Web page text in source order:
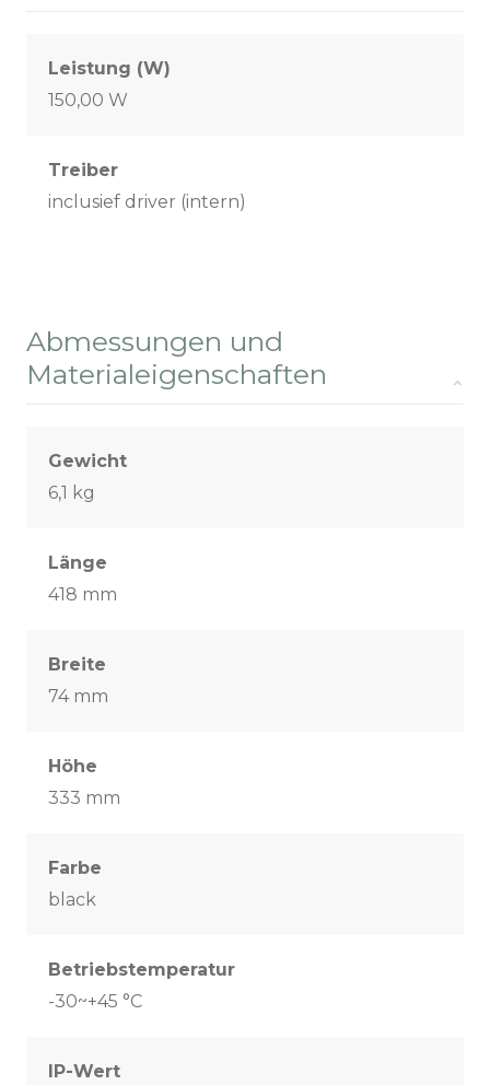
Leistung (W)
150,00 W
Treiber
inclusief driver (intern)
Abmessungen und
Materialeigenschaften
Gewicht
6,1 kg
Länge
418 mm
Breite
74 mm
Höhe
333 mm
Farbe
black
Betriebstemperatur
-30~+45 °C
IP-Wert